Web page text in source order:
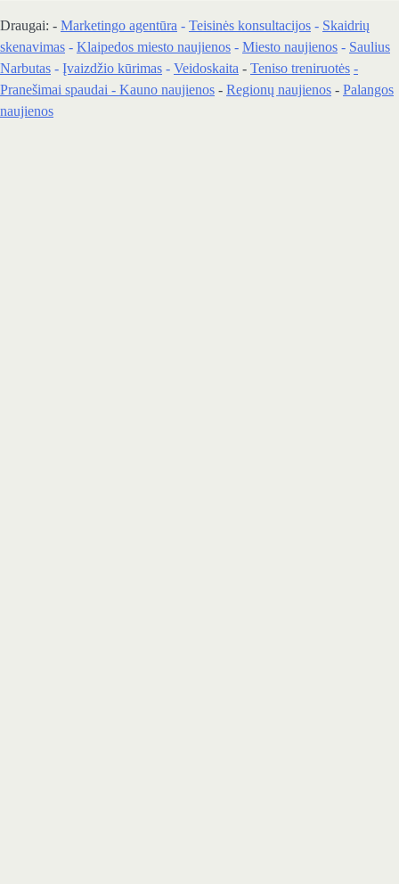
Draugai: - Marketingo agentūra - Teisinės konsultacijos - Skaidrių
skenavimas - Klaipedos miesto naujienos - Miesto naujienos - Saulius
Narbutas - Įvaizdžio kūrimas - Veidoskaita - Teniso treniruotės -
Pranešimai spaudai - Kauno naujienos - Regionų naujienos - Palangos
naujienos